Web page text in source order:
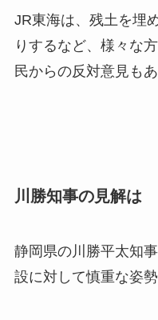
JR東海は、残土を埋
りするなど、様々な
民からの反対意見もあ
川勝知事の見解は
静岡県の川勝平太知
設に対して慎重な姿